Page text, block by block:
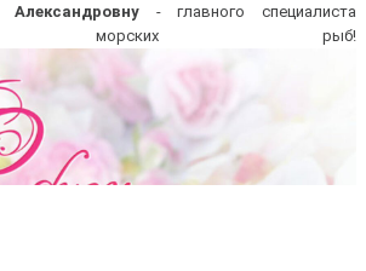
- главного специалиста
морских рыб!